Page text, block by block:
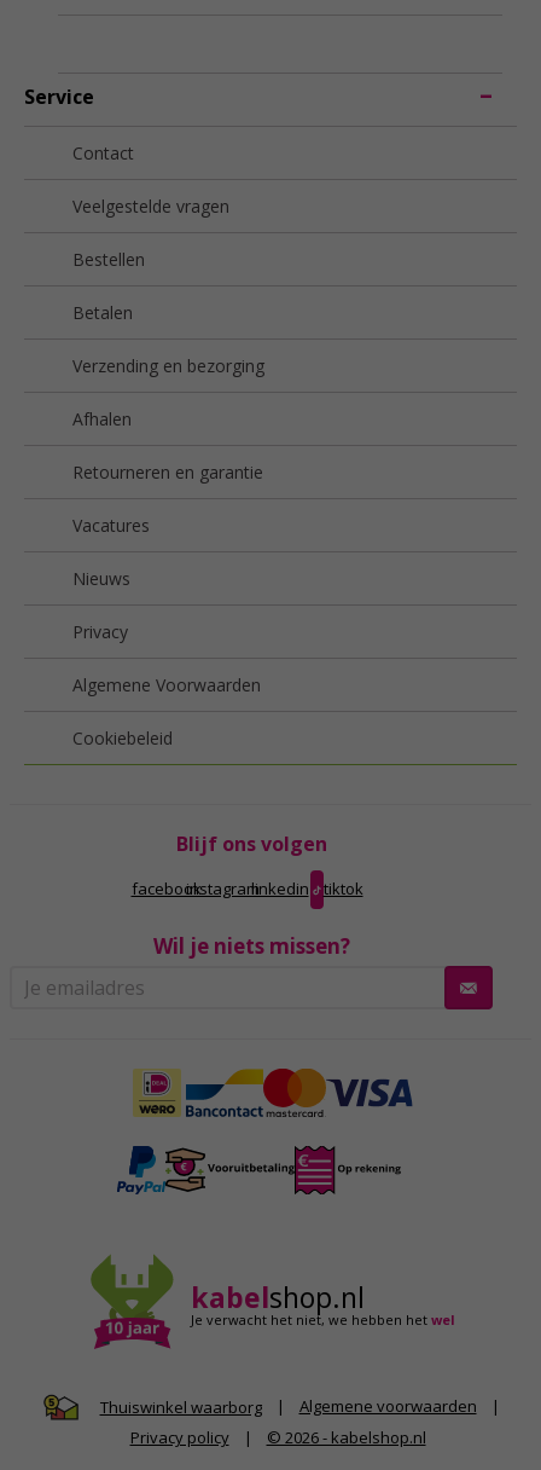
Service
Contact
Veelgestelde vragen
Bestellen
Betalen
Verzending en bezorging
Afhalen
Retourneren en garantie
Vacatures
Nieuws
Privacy
Algemene Voorwaarden
Cookiebeleid
Blijf ons volgen
facebookinstagramlinkedin tiktok
Wil je niets missen?
kabelshop.nl
Je verwacht het niet,we hebben hetwel
Thuiswinkel waarborg | Algemene voorwaarden
|
Privacy policy
| © 2026 - kabelshop.nl